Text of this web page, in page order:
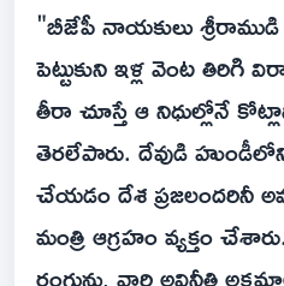
"బీజేపీ నాయకులు శ్రీరాముడి
పెట్టుకుని ఇళ్ల వెంట తిరిగి
తీరా చూస్తే ఆ నిధుల్లోనే
తెరలేపారు. దేవుడి
చేయడం దేశ ప్రజలందరినీ
మంత్రి ఆగ్రహం వ్యక్తం